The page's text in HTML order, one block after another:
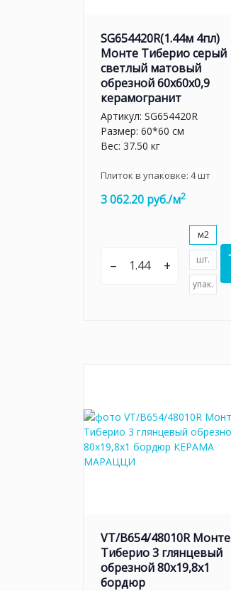
SG654420R(1.44м 4пл)
Монте Тиберио серый
светлый матовый
обрезной 60x60x0,9
керамогранит
Артикул: SG654420R
Размер: 60*60 см
Вес: 37.50 кг
Плиток в упаковке: 4шт
3 062.20 руб./м2
– +
м2
шт.
упак.
VT/B654/48010R Монте
Тиберио 3 глянцевый
обрезной 80x19,8x1
бордюр